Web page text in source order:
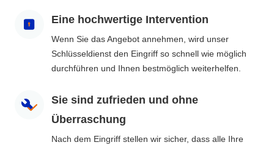
Eine hochwertige Intervention
Wenn Sie das Angebot annehmen, wird unser
Schlüsseldienst den Eingriff so schnell wie möglich
durchführen und Ihnen bestmöglich weiterhelfen.
Sie sind zufrieden und ohne
Überraschung
Nach dem Eingriff stellen wir sicher, dass alle Ihre